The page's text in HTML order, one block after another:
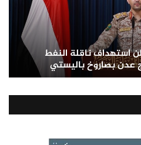
استهداف ناقلة النفط